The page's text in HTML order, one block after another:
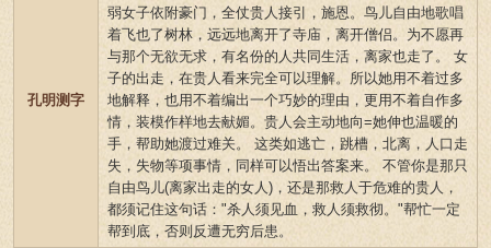
孔明测字
弱女子依附豪门，全仗贵人接引，施恩。鸟儿自由地歌唱
着飞也了树林，远远地离开了寺庙，离开僧侣。为不愿再
与那个无欲无求，有名份的人共同生活，离家也走了。 女
子的出走，在贵人看来完全可以理解。所以她用不着过多
地解释，也用不着编出一个巧妙的理由，更用不着自作多
情，装模作样地去献媚。贵人会主动地向=她伸也温暖的
手，帮助她渡过难关。 这类如逃亡，跳槽，北离，人口走
失，失物等项事情，同样可以悟出答案来。 不管你是那只
自由鸟儿(离家出走的女人)，还是那救人于危难的贵人，
都须记住这句话："杀人须见血，救人须救彻。"帮忙一定
帮到底，否则反遭无穷后患。